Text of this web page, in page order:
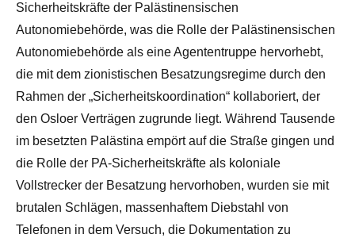
Sicherheitskräfte der Palästinensischen
Autonomiebehörde, was die Rolle der Palästinensischen
Autonomiebehörde als eine Agententruppe hervorhebt,
die mit dem zionistischen Besatzungsregime durch den
Rahmen der „Sicherheitskoordination“ kollaboriert, der
den Osloer Verträgen zugrunde liegt. Während Tausende
im besetzten Palästina empört auf die Straße gingen und
die Rolle der PA-Sicherheitskräfte als koloniale
Vollstrecker der Besatzung hervorhoben, wurden sie mit
brutalen Schlägen, massenhaftem Diebstahl von
Telefonen in dem Versuch, die Dokumentation zu